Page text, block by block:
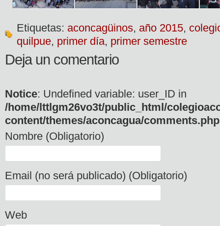
Etiquetas: aconcagüinos, año 2015,
quilpue, primer día, primer semestre
Deja un comentario
Notice: Undefined variable: user_ID in
/home/lttlgm26vo3t/public_html/
content/themes/aconcagua/comments.php
Nombre (Obligatorio)
Email (no será publicado) (Obligatorio)
Web